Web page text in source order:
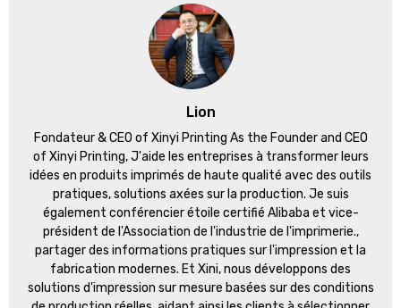
Lion
Fondateur &CEO of Xinyi Printing As the Founder and CEO
of Xinyi Printing, J'aide les entreprises à transformer leurs
idées en produits imprimés de haute qualité avec des outils
pratiques, solutions axées sur la production. Je suis
également conférencier étoile certifié Alibaba et vice-
président de l'Association de l'industrie de l'imprimerie.,
partager des informations pratiques sur l'impression et la
fabrication modernes. Et Xini, nous développons des
solutions d'impression sur mesure basées sur des conditions